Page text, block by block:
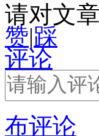
请对文
赞|踩
评论
布评论